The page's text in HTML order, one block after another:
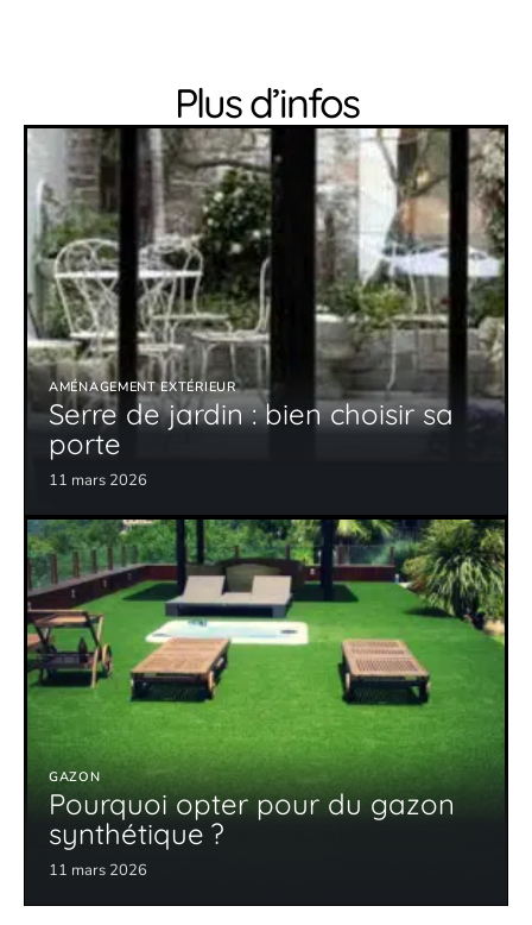
Plus d’infos
AMÉNAGEMENT EXTÉRIEUR
Serre de jardin : bien choisir sa
porte
11 mars 2026
GAZON
Pourquoi opter pour du gazon
synthétique ?
11 mars 2026